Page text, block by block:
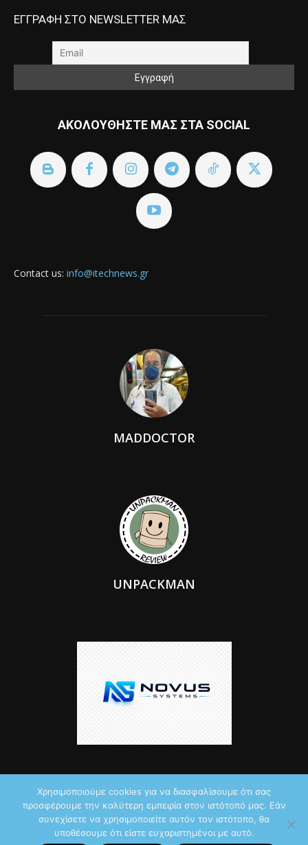
ΕΓΓΡΑΦΗ ΣΤΟ NEWSLETTER ΜΑΣ
ΑΚΟΛΟΥΘΗΣΤΕ ΜΑΣ ΣΤΑ SOCIAL
Contact us: info@itechnews.gr
MADDOCTOR
UNPACKMAN
© 2026 by iTechNews.gr
Χρησιμοποιούμε cookies για να διασφαλίσουμε ότι σας
προσφέρουμε την καλύτερη εμπειρία στον ιστότοπό μας. Εάν
συνεχίσετε να χρησιμοποιείτε αυτόν τον ιστότοπο, θα
υποθέσουμε ότι είστε ευχαριστημένοι με αυτό.